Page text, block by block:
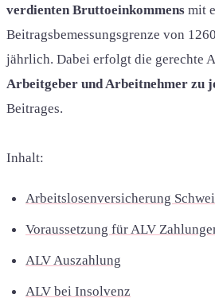
verdienten Bruttoeinkommens mit
Beitragsbemessungsgrenze von
jährlich. Dabei erfolgt die gerechte
Arbeitgeber und Arbeitnehmer zu
Beitrages.
Inhalt:
Arbeitslosenversicherung
Voraussetzung für ALV
ALV Auszahlung
ALV bei Insolvenz